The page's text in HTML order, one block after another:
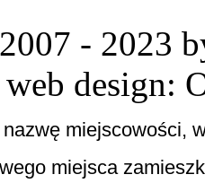
- 2023
web design:
miejscowości,
miejsca